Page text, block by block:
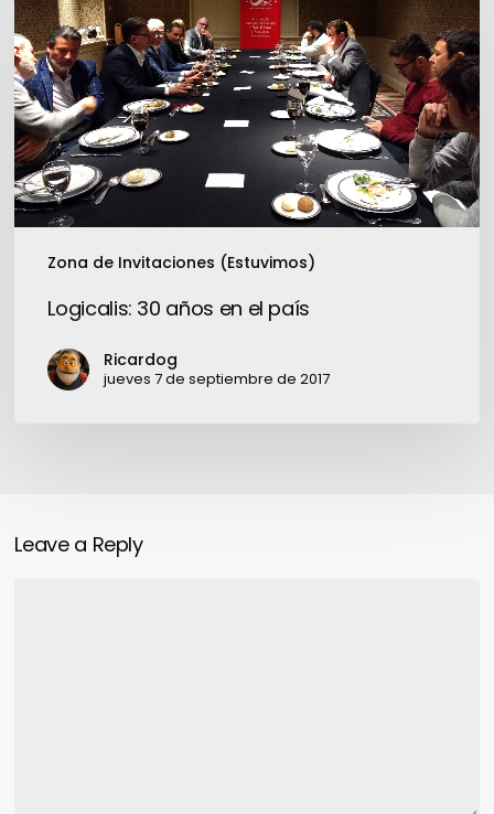
Zona de Invitaciones (Estuvimos)
30
años
en
el
país
Logicalis: 30 años en el país
Ricardog
jueves 7 de septiembre de 2017
Leave a Reply